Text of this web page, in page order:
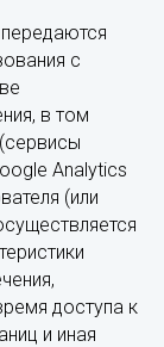
с
в том
Analytics
(или
доступа к
и иная